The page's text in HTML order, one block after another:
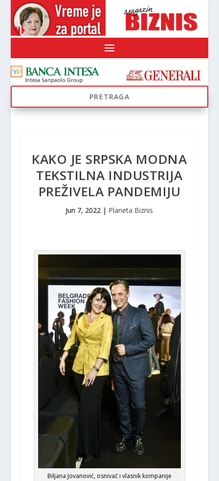
KAKO JE SRPSKA MODNA
TEKSTILNA INDUSTRIJA
PREŽIVELA PANDEMIJU
Jun 7, 2022 | Planeta Biznis
Biljana Jovanović, osnivač i vlasnik kompanije